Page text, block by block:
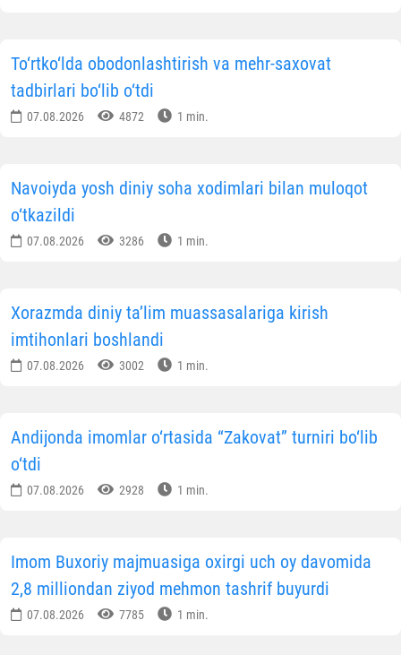
To‘rtko‘lda obodonlashtirish va mehr-saxovat
tadbirlari bo‘lib o‘tdi
07.08.2026 4872 1 min.
Navoiyda yosh diniy soha xodimlari bilan muloqot
o‘tkazildi
07.08.2026 3286 1 min.
Xorazmda diniy ta’lim muassasalariga kirish
imtihonlari boshlandi
07.08.2026 3002 1 min.
Andijonda imomlar o‘rtasida “Zakovat” turniri bo‘lib
o‘tdi
07.08.2026 2928 1 min.
Imom Buxoriy majmuasiga oxirgi uch oy davomida
2,8 milliondan ziyod mehmon tashrif buyurdi
07.08.2026 7785 1 min.